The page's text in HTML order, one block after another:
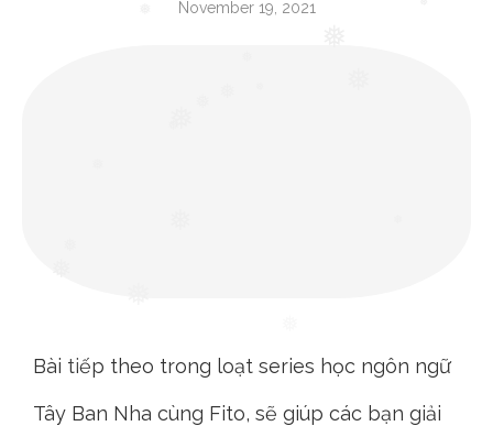
November 19, 2021
Bài tiếp theo trong loạt series học ngôn ngữ
Tây Ban Nha cùng Fito, sẽ giúp các bạn giải